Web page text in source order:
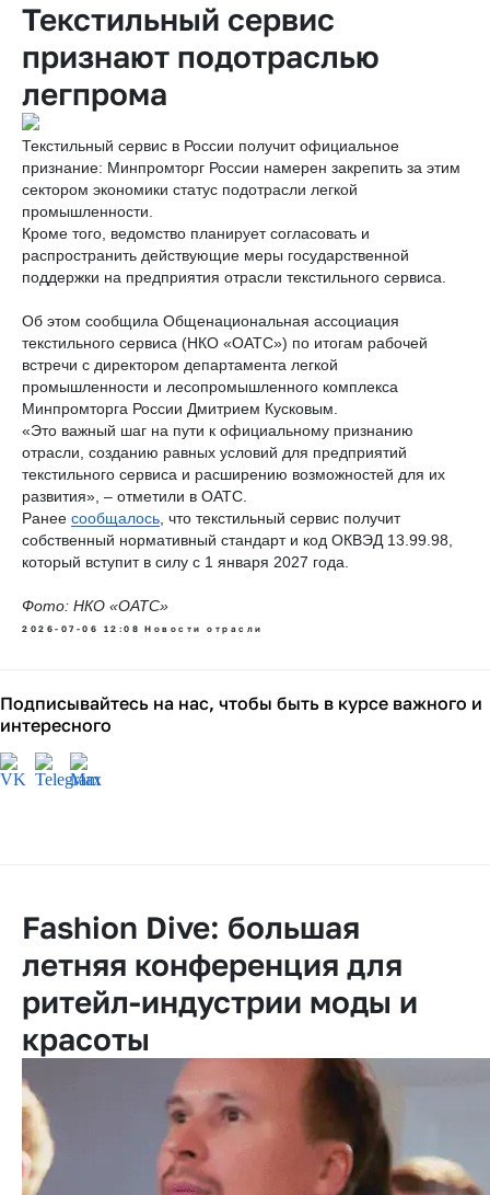
Текстильный сервис
признают подотраслью
легпрома
Текстильный сервис в России получит официальное
признание: Минпромторг России намерен закрепить за этим
сектором экономики статус подотрасли легкой
промышленности.
Кроме того, ведомство планирует согласовать и
распространить действующие меры государственной
поддержки на предприятия отрасли текстильного сервиса.
Об этом сообщила Общенациональная ассоциация
текстильного сервиса (НКО «ОАТС») по итогам рабочей
встречи с директором департамента легкой
промышленности и лесопромышленного комплекса
Минпромторга России Дмитрием Кусковым.
«Это важный шаг на пути к официальному признанию
отрасли, созданию равных условий для предприятий
текстильного сервиса и расширению возможностей для их
развития», – отметили в ОАТС.
Ранее сообщалось , что текстильный сервис получит
собственный нормативный стандарт и код ОКВЭД 13.99.98,
который вступит в силу с 1 января 2027 года.
Фото: НКО «ОАТС»
2026-07-06 12:08 Новости отрасли
Подписывайтесь на нас, чтобы быть в курсе важного и
интересного
Fashion Dive: большая
летняя конференция для
ритейл-индустрии моды и
красоты